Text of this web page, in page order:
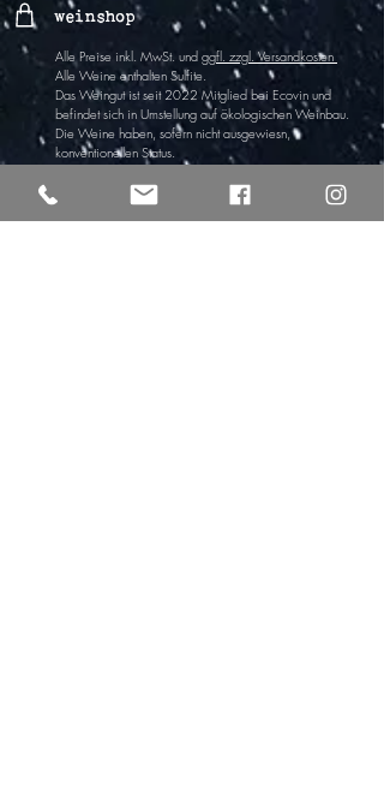
weinshop
Alle Preise inkl. MwSt. und ggfl. zzgl. Versandkosten
Alle Weine enthalten Sulfite
Das Weingut istseit 2022 Mitglied bei Ecovin und
befindet sich in Umstellung auf ökologischen Weinbau.
Die Weine haben, sofern nicht ausgewiesn,
konventionellen Status.
Vertrag widerrufen